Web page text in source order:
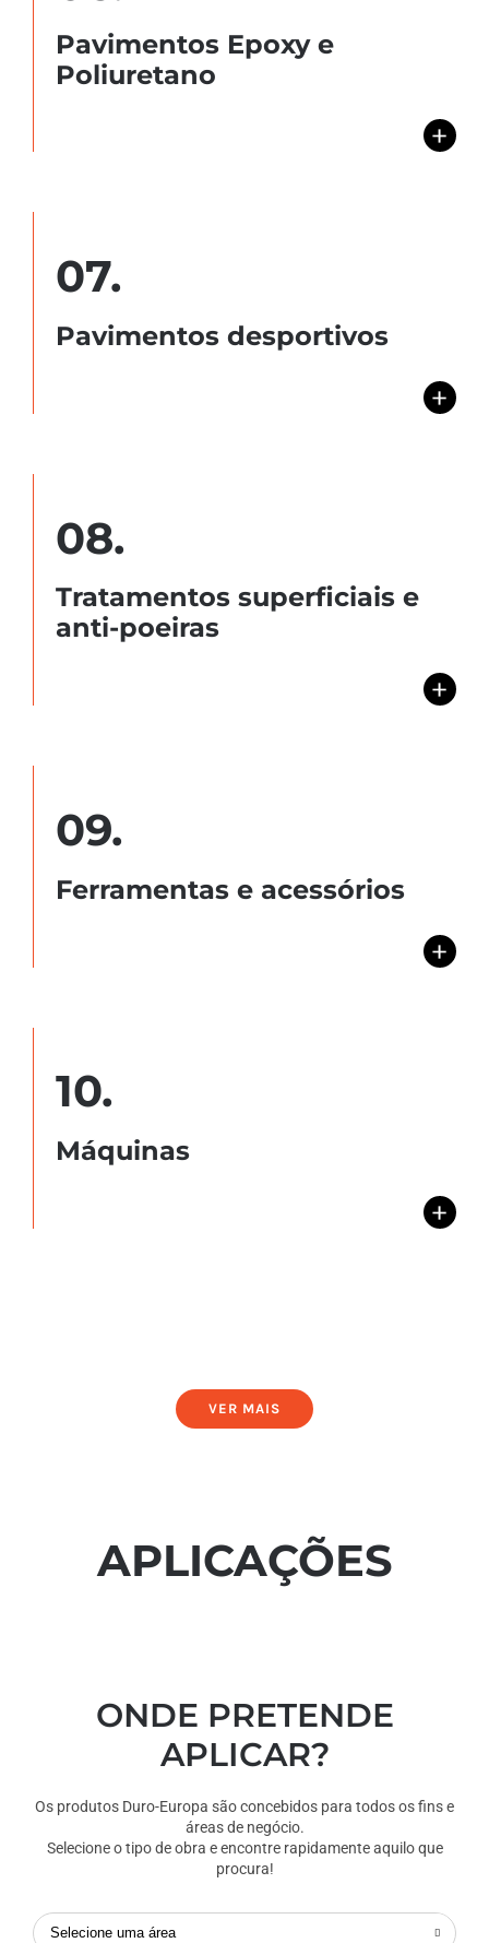
Pavimentos Epoxy e
Poliuretano
+
07.
Pavimentos desportivos
+
08.
Tratamentos superficiais e
anti-poeiras
+
09.
Ferramentas e acessórios
+
10.
Máquinas
+
APLICAÇÕES
ONDE PRETENDE
APLICAR?
Os produtos Duro-Europa são concebidos para todos os fins e
áreas de negócio.
Selecione o tipo de obra e encontre rapidamente aquilo que
procura!
